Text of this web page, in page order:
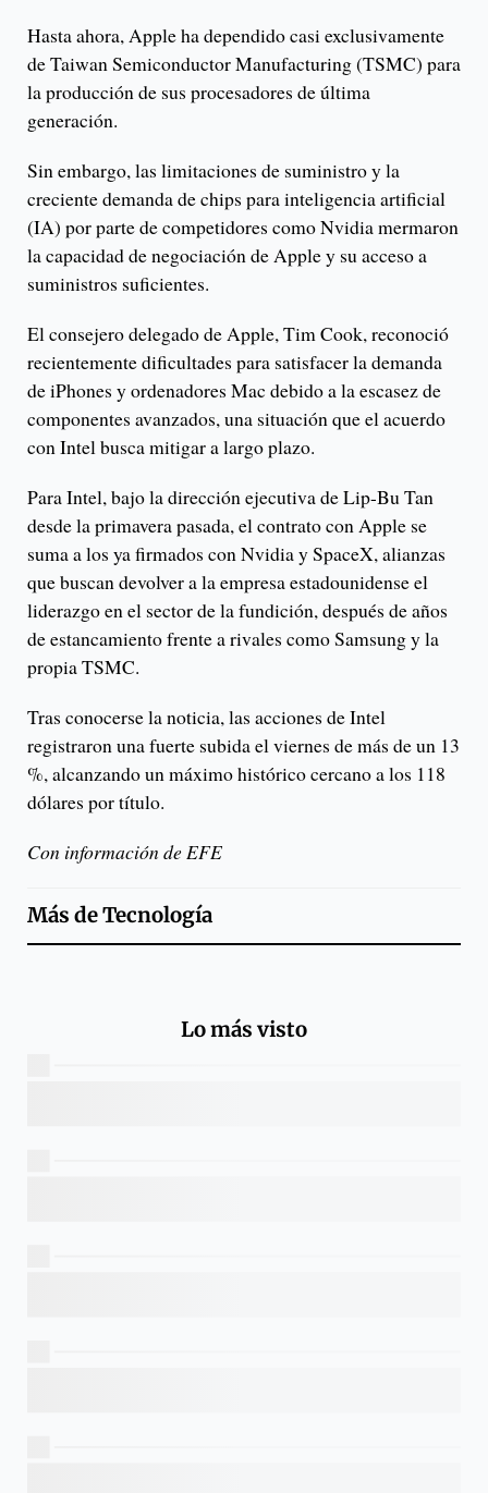
Hasta ahora, Apple ha dependido casi exclusivamente
de Taiwan Semiconductor Manufacturing (TSMC) para
la producción de sus procesadores de última
generación.
Sin embargo, las limitaciones de suministro y la
creciente demanda de chips para inteligencia artificial
(IA) por parte de competidores como Nvidia mermaron
la capacidad de negociación de Apple y su acceso a
suministros suficientes.
El consejero delegado de Apple, Tim Cook, reconoció
recientemente dificultades para satisfacer la demanda
de iPhones y ordenadores Mac debido a la escasez de
componentes avanzados, una situación que el acuerdo
con Intel busca mitigar a largo plazo.
Para Intel, bajo la dirección ejecutiva de Lip-Bu Tan
desde la primavera pasada, el contrato con Apple se
suma a los ya firmados con Nvidia y SpaceX, alianzas
que buscan devolver a la empresa estadounidense el
liderazgo en el sector de la fundición, después de años
de estancamiento frente a rivales como Samsung y la
propia TSMC.
Tras conocerse la noticia, las acciones de Intel
registraron una fuerte subida el viernes de más de un 13
%, alcanzando un máximo histórico cercano a los 118
dólares por título.
Con información de EFE
Más deTecnología
Lo más visto